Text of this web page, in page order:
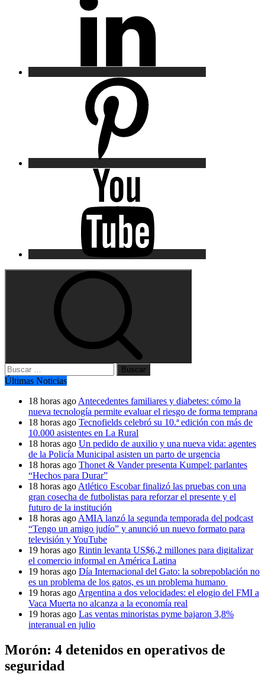
Buscar:
Últimas Noticias
18 horas ago Antecedentes familiares y diabetes: cómo la
nueva tecnología permite evaluar el riesgo de forma temprana
18 horas ago Tecnofields celebró su 10.ª edición con más de
10.000 asistentes en La Rural
18 horas ago Un pedido de auxilio y una nueva vida: agentes
de la Policía Municipal asisten un parto de urgencia
18 horas ago Thonet & Vander presenta Kumpel: parlantes
“Hechos para Durar”
18 horas ago Atlético Escobar finalizó las pruebas con una
gran cosecha de futbolistas para reforzar el presente y el
futuro de la institución
18 horas ago AMIA lanzó la segunda temporada del podcast
“Tengo un amigo judío” y anunció un nuevo formato para
televisión y YouTube
19 horas ago Rintin levanta US$6,2 millones para digitalizar
el comercio informal en América Latina
19 horas ago Día Internacional del Gato: la sobrepoblación no
es un problema de los gatos, es un problema humano
19 horas ago Argentina a dos velocidades: el elogio del FMI a
Vaca Muerta no alcanza a la economía real
19 horas ago Las ventas minoristas pyme bajaron 3,8%
interanual en julio
Morón: 4 detenidos en operativos de
seguridad